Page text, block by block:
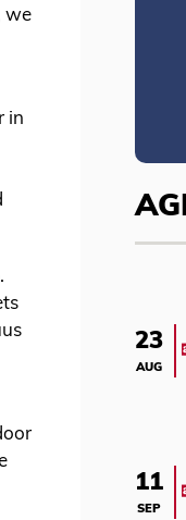
we
in
23
AUG
11
SEP